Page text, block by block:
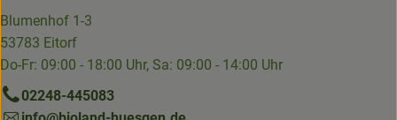
Blumenhof 1-3
53783 Eitorf
Do-Fr: 09:00 - 18:00 Uhr, Sa: 09:00 - 14:00 Uhr
02248-445083